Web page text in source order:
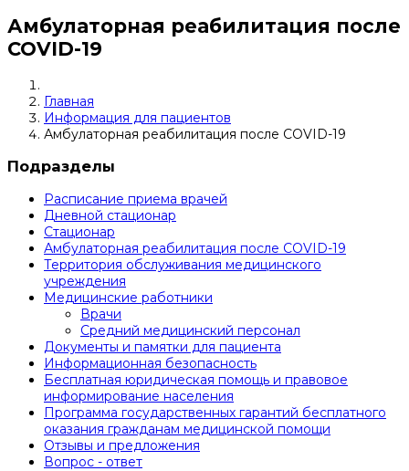
Амбулаторная реабилитация после
COVID-19
Главная
Информация для пациентов
Амбулаторная реабилитация после COVID-19
Подразделы
Расписание приема врачей
Дневной стационар
Стационар
Амбулаторная реабилитация после COVID-19
Территория обслуживания медицинского
учреждения
Медицинские работники
Врачи
Средний медицинский персонал
Документы и памятки для пациента
Информационная безопасность
Бесплатная юридическая помощь и правовое
информирование населения
Программа государственных гарантий бесплатного
оказания гражданам медицинской помощи
Отзывы и предложения
Вопрос - ответ